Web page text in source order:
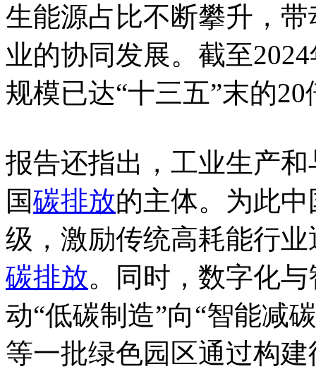
生能源占比不断攀升，
业的协同发展。截至
规模已达“十三五”末的20
报告还指出，工业生产
国碳排放的主体。为此
级，激励传统高耗能行
碳排放。同时，数字化
动“低碳制造”向“智能减
等一批绿色园区通过构